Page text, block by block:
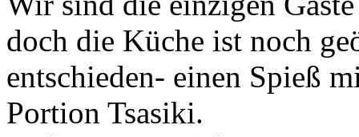
doch die Küche ist noch
entschieden- einen Spieß
Portion Tsasiki.